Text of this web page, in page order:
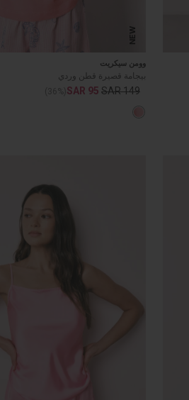
NEW
وومن سيكريت
بيجامة قصيرة قطن وردي
SAR 149
SAR 95